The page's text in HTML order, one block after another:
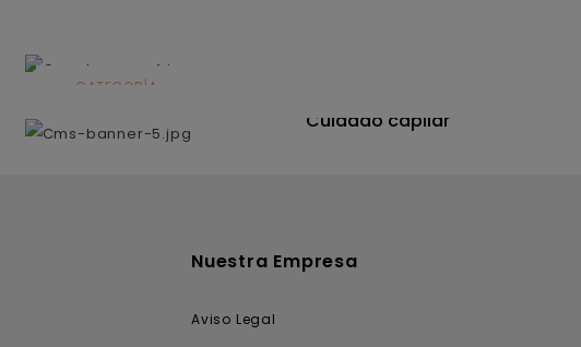
CATEGORÍA
Cuidado capilar
Nuestra Empresa
Aviso Legal